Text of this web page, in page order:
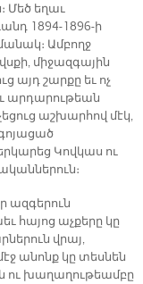
Մեծ եղաւ
1894-1896-ի
Ամբողջ
միջազգային
այդ շարքը եւ ոչ
արդարութեան
աշխարհով մէկ,
Կովկաս ու
ազգերուն
հայոց աչքերը կը
վրայ,
անոնք կը տեսնեն
ու խաղաղութեամբը